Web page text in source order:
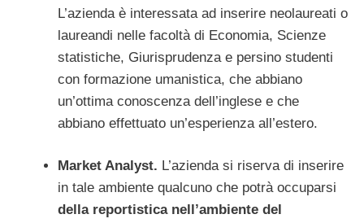
L’azienda è interessata ad inserire neolaureati o
laureandi nelle facoltà di Economia, Scienze
statistiche, Giurisprudenza e persino studenti
con formazione umanistica, che abbiano
un’ottima conoscenza dell’inglese e che
abbiano effettuato un’esperienza all’estero.
Market Analyst. L’azienda si riserva di inserire
in tale ambiente qualcuno che potrà occuparsi
della reportistica nell’ambiente del